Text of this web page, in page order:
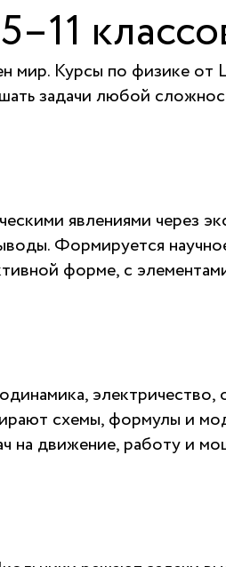
мир. Курсы по физике
задачи любой
явлениями через
Формируется
форме, с
схемы, формулы и
на движение, работу и